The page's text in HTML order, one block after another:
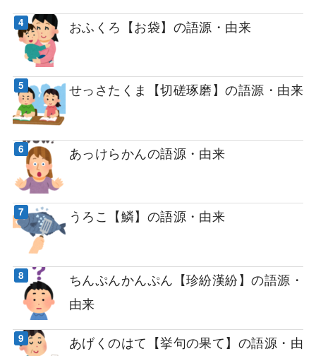
おふくろ【お袋】の語源・由来
せっさたくま【切磋琢磨】の語源・由来
あっけらかんの語源・由来
うろこ【鱗】の語源・由来
ちんぷんかんぷん【珍紛漢紛】の語源・
由来
あげくのはて【挙句の果て】の語源・由